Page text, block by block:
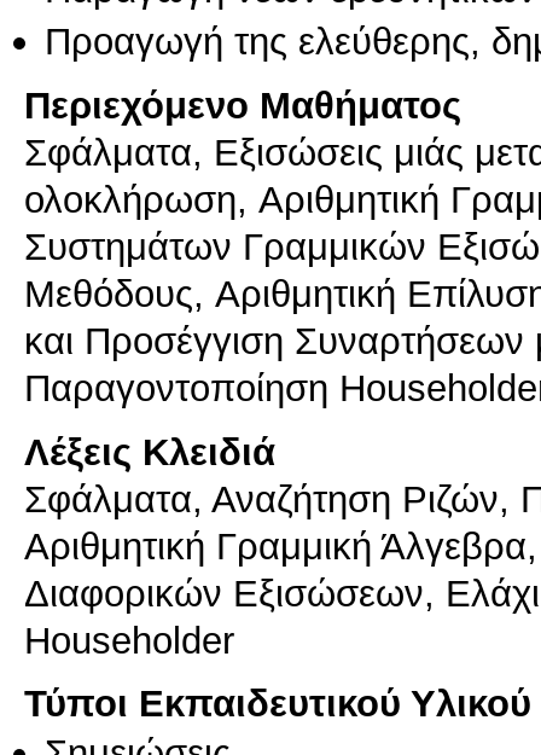
Προαγωγή της ελεύθερης,
Περιεχόμενο Μαθήματος
Σφάλματα, Eξισώσεις μιάς
ολοκλήρωση, Aριθμητική
Συστημάτων Γραμμικών
Μεθόδους, Aριθμητική
και Προσέγγιση Συναρτήσεων
Παραγοντοποίηση
Λέξεις Κλειδιά
Σφάλματα, Αναζήτηση Ριζών,
Aριθμητική Γραμμική
Διαφορικών Εξισώσεων,
Householder
Τύποι Εκπαιδευτικού Υλικού